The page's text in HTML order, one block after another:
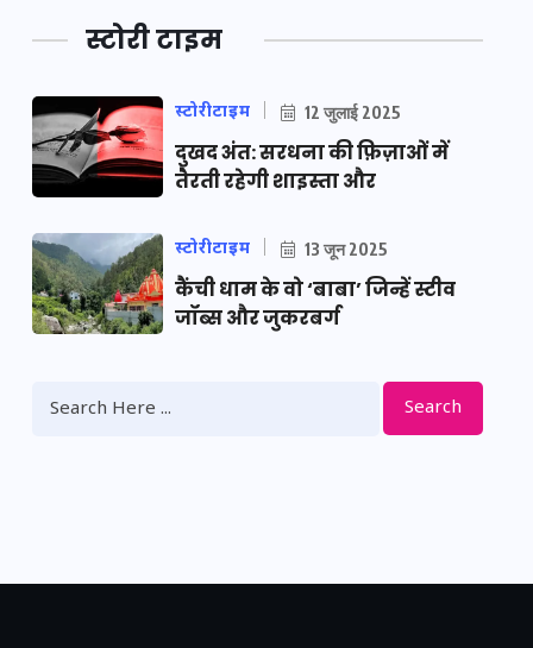
स्टोरी टाइम
स्टोरीटाइम 12 जुलाई 2025
दुखद अंत: सरधना की फ़िज़ाओं में
तैरती रहेगी शाइस्ता और
स्टोरीटाइम 13 जून 2025
कैंची धाम के वो ‘बाबा’ जिन्हें स्टीव
जॉब्स और जुकरबर्ग
Search